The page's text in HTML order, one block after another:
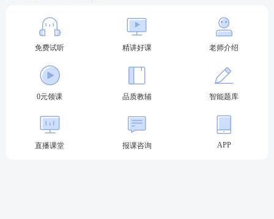
免费试听 精讲好课 老师介绍
0元领课 品质教辅 智能题库
直播课堂 报课咨询 APP